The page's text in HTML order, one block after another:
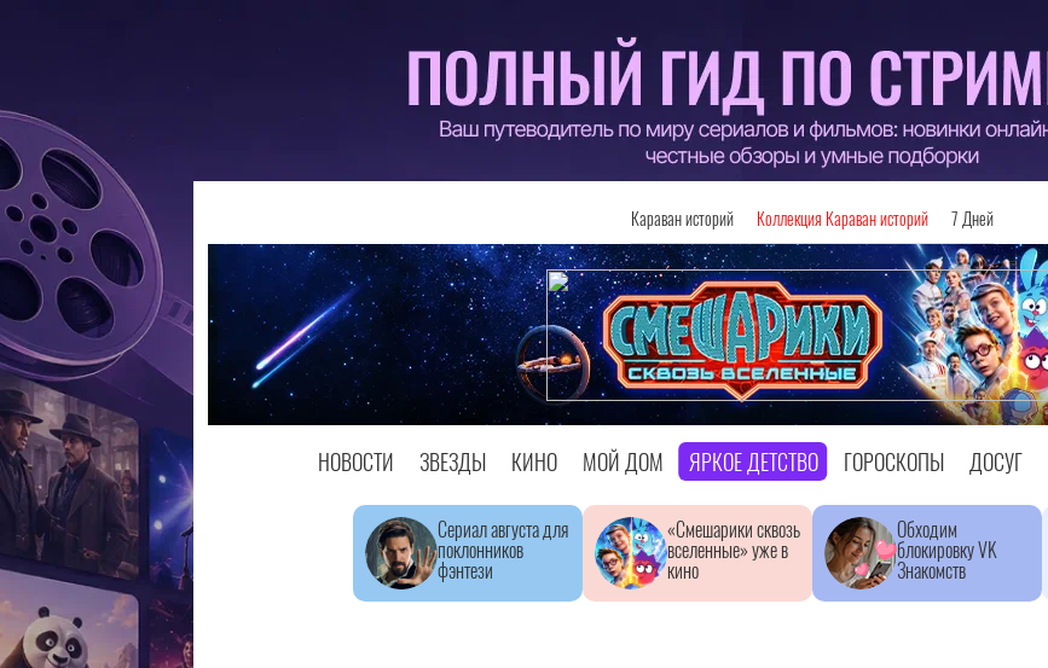
Караван историй Коллекция Караван историй 7 Дней
НОВОСТИ ЗВЕЗДЫ КИНО МОЙ ДОМ ЯРКОЕ ДЕТСТВО ГОРОСКОПЫ ДОСУГ
Сериал августа для
поклонников
фэнтези
«Смешарики сквозь
вселенные» уже в
кино
Обходим
блокировку VK
Знакомств